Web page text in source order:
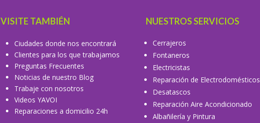
VISITE TAMBIÉN
Ciudades donde nos encontrará
Clientes para los que trabajamos
Preguntas Frecuentes
Noticias de nuestro Blog
Trabaje con nosotros
Videos YAVOI
Reparaciones a domicilio 24h
NUESTROS SERVICIOS
Cerrajeros
Fontaneros
Electricistas
Reparación de Electrodomésticos
Desatascos
Reparación Aire Acondicionado
Albañilería y Pintura